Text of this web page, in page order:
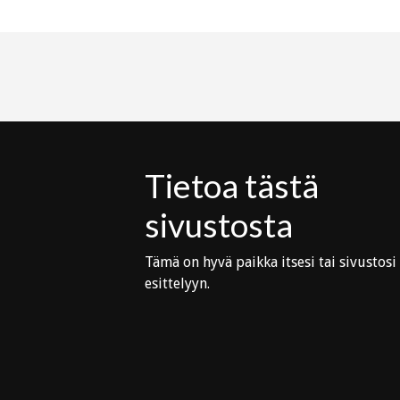
Tietoa tästä
sivustosta
Tämä on hyvä paikka itsesi tai sivustosi
esittelyyn.